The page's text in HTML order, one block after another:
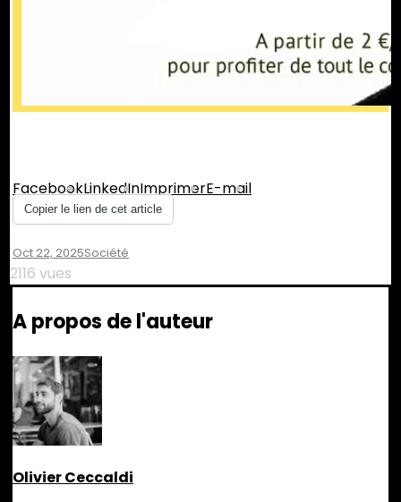
FacebookLinkedInImprimerE-mail
Copier le lien de cet article
Oct 22, 2025Société
2116 vues
A propos de l'auteur
Olivier Ceccaldi